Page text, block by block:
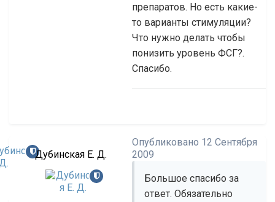
препаратов. Но есть какие-
то варианты стимуляции?
Что нужно делать чтобы
понизить уровень ФСГ?.
Спасибо.
Дубинская Е. Д.
Опубликовано 12 Сентября
2009
Большое спасибо за
ответ. Обязательно